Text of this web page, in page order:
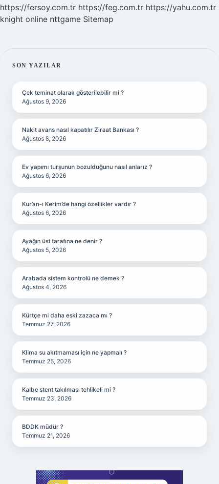
https://fersoy.com.tr https://feg.com.tr https://yahu.com.tr
knight online nttgame Sitemap
SIDEBAR
SON YAZILAR
Çek teminat olarak gösterilebilir mi ?
Ağustos 9, 2026
Nakit avans nasıl kapatılır Ziraat Bankası ?
Ağustos 8, 2026
Ev yapımı turşunun bozulduğunu nasıl anlarız ?
Ağustos 6, 2026
Kur’an-ı Kerim’de hangi özellikler vardır ?
Ağustos 6, 2026
Ayağın üst tarafına ne denir ?
Ağustos 5, 2026
Arabada sistem kontrolü ne demek ?
Ağustos 4, 2026
Kürtçe mi daha eski zazaca mı ?
Temmuz 27, 2026
Klima su akıtmaması için ne yapmalı ?
Temmuz 25, 2026
Kalbe stent takılması tehlikeli mi ?
Temmuz 23, 2026
BDDK müdür ?
Temmuz 21, 2026